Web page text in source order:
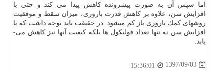
اما سپس آن به صورت پیشرونده كاهش پیدا می­ كند و حتی با
افزایش سن، علاوه بر كاهش قدرت باروری، میزان سقط و موفقیت
روشهای كمك باروری باز كم می­شود. در حقیقت باید توجه داشت كه با
افزایش سن نه تنها تعداد فولیكول­ ها بلكه كیفیت آنها نیز­ كاهش ­می­­
یابد.
1397/09/03
15:36:01